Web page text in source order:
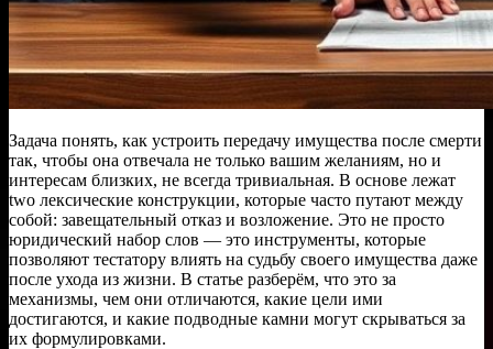
Задача понять, как устроить передачу имущества после смерти
так, чтобы она отвечала не только вашим желаниям, но и
интересам близких, не всегда тривиальная. В основе лежат
two лексические конструкции, которые часто путают между
собой: завещательный отказ и возложение. Это не просто
юридический набор слов — это инструменты, которые
позволяют тестатору влиять на судьбу своего имущества даже
после ухода из жизни. В статье разберём, что это за
механизмы, чем они отличаются, какие цели ими
достигаются, и какие подводные камни могут скрываться за
их формулировками.